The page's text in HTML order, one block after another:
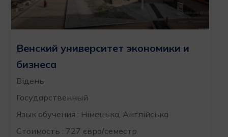
Венский университет экономики и
бизнеса
Відень
Государственный
Язык обучения : Німецька, Англійська
Стоимость : 727 євро/семестр